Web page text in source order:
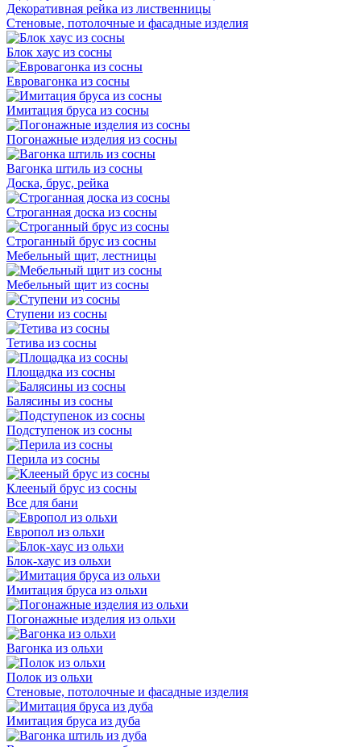
Декоративная рейка из лиственницы
Стеновые, потолочные и фасадные изделия
Блок хаус из сосны
Евровагонка из сосны
Имитация бруса из сосны
Погонажные изделия из сосны
Вагонка штиль из сосны
Доска, брус, рейка
Строганная доска из сосны
Строганный брус из сосны
Мебельный щит, лестницы
Мебельный щит из сосны
Ступени из сосны
Тетива из сосны
Площадка из сосны
Балясины из сосны
Подступенок из сосны
Перила из сосны
Клееный брус из сосны
Все для бани
Европол из ольхи
Блок-хаус из ольхи
Имитация бруса из ольхи
Погонажные изделия из ольхи
Вагонка из ольхи
Полок из ольхи
Стеновые, потолочные и фасадные изделия
Имитация бруса из дуба